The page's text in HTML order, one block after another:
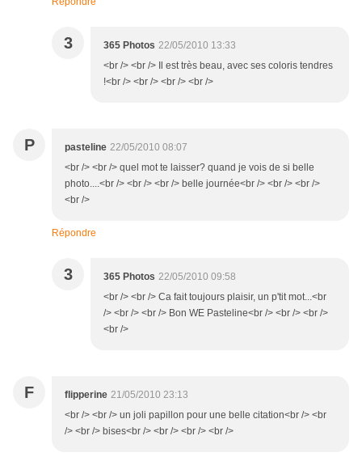
3 365 Photos 22/05/2010 13:33
<br /> <br /> Il est très beau, avec ses coloris tendres
!<br /> <br /> <br /> <br />
P pasteline 22/05/2010 08:07
<br /> <br /> quel mot te laisser? quand je vois de si belle
photo....<br /> <br /> <br /> belle journée<br /> <br /> <br />
<br />
Répondre
3 365 Photos 22/05/2010 09:58
<br /> <br /> Ca fait toujours plaisir, un p'tit mot...<br
/> <br /> <br /> Bon WE Pasteline<br /> <br /> <br />
<br />
F flipperine 21/05/2010 23:13
<br /> <br /> un joli papillon pour une belle citation<br /> <br
/> <br /> bises<br /> <br /> <br /> <br />